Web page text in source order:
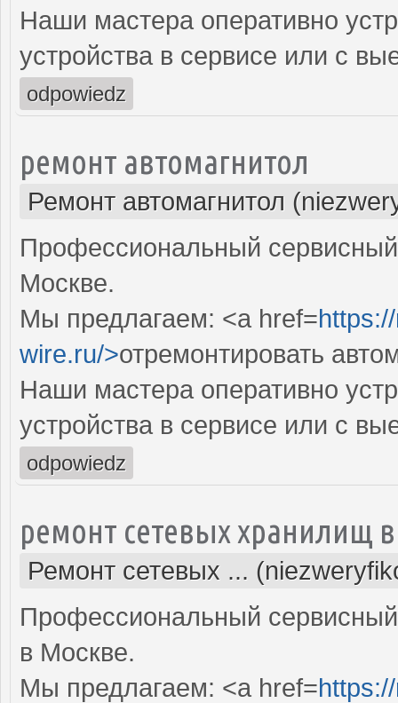
Наши мастера оперативно
устройства в сервисе или с
odpowiedz
ремонт автомагнитол
Ремонт автомагнитол
Профессиональный
Москве.
Мы предлагаем: <a href=
wire.ru/>отремонтировать
Наши мастера оперативно
устройства в сервисе или с
odpowiedz
ремонт сетевых хранилищ
Ремонт сетевых ...
Профессиональный
в Москве.
Мы предлагаем: <a href=